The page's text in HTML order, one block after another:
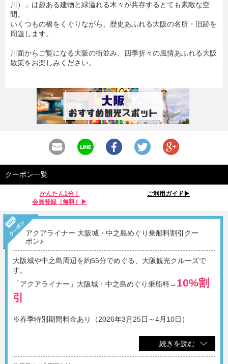
川）」は趣ある建物と緑溢れる木々が共存するとても素敵な空
間。
いくつもの橋をくぐりながら、歴史あふれる大阪の名所・旧跡を
周遊します。
川面からご覧になる大阪の街並み、四季折々の風情あふれる大阪
散策をお楽しみください。
クーポン一覧
かんたん1分！
会員登録（無料）▶︎
ご利用ガイド▶︎
アクアライナー 大阪城・中之島めぐり乗船料割引クー
ポン♪
大阪城や中之島周辺を約55分でめぐる、大阪観光クルーズで
す。
「アクアライナー」大阪城・中之島めぐり乗船料→ 10%割
引
※春季特別期間料金あり（2026年3月25日～4月10日）
☆約55分の周遊後、乗船した港へ帰ってきます。
☆2ヶ月前からご予約が可能です。
続きを読む